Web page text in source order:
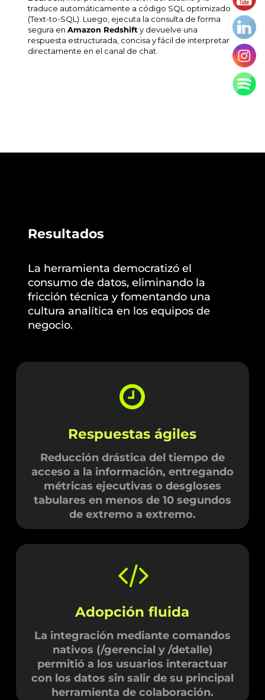
traduce automáticamente a código SQL optimizado
(Text-to-SQL ). Luego, ejecuta la consulta de forma
segura en Amazon Redshift y devuelve una
respuesta estructurada, concisa y fácil de interpretar
directamente en el canal de chat.
Resultados
La herramienta democratizó el
consumo de datos, eliminando la
fricción técnica y fomentando una
cultura analítica en los equipos de
negocio.
Respuestas ágiles
Reducción drástica del tiempo de
acceso a la información, entregando
métricas ejecutivas o desgloses
tabulares en menos de 10 segundos
de extremo a extremo.
Adopción fluida
La integración mediante comandos
nativos (/gerencial y /detalle)
permitió a los usuarios interactuar
con los datos sin salir de su principal
herramienta de colaboración.